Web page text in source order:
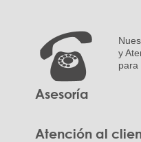
Asesoría
y
para
Atención al